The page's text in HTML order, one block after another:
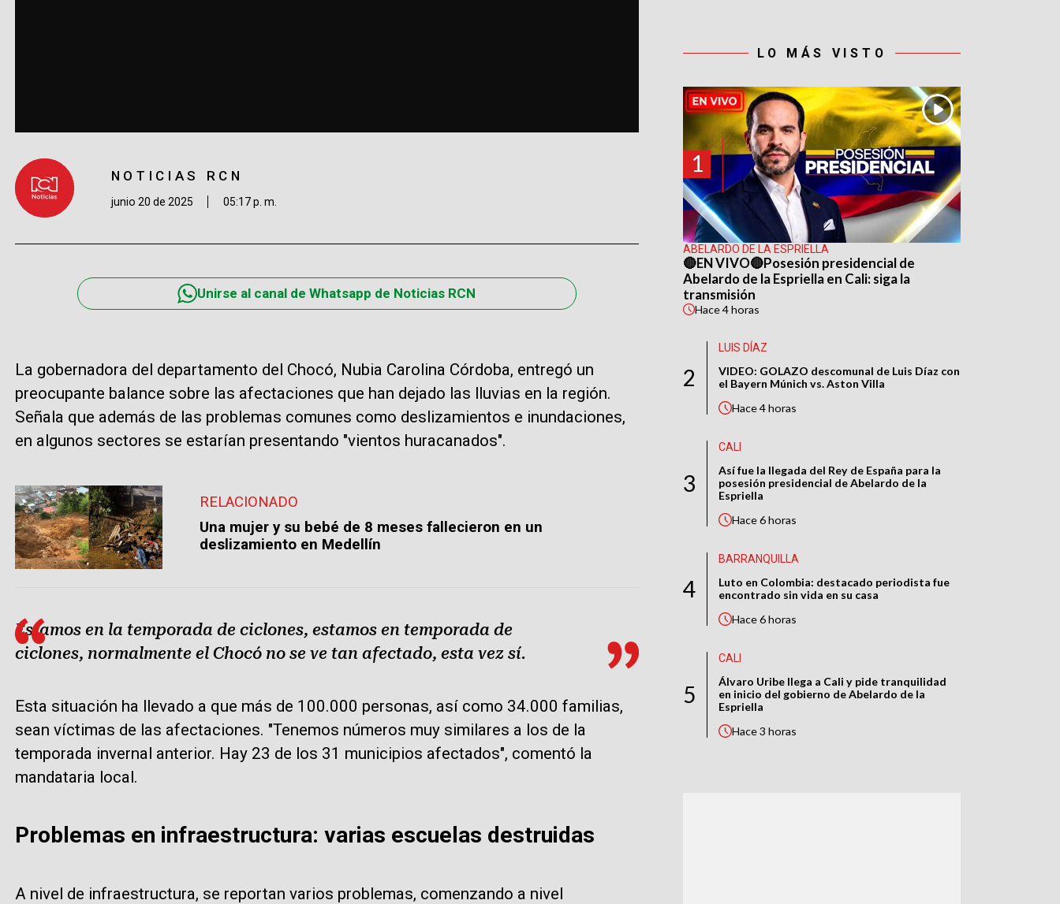
NOTICIAS RCN
junio 20 de 2025 05:17 p. m.
Unirse al canal de Whatsapp de Noticias RCN
La gobernadora del departamento del Chocó, Nubia Carolina Córdoba, entregó un
preocupante balance sobre las afectaciones que han dejado las lluvias en la región.
Señala que además de las problemas comunes como deslizamientos e inundaciones,
en algunos sectores se estarían presentando "vientos huracanados".
RELACIONADO
Una mujer y su bebé de 8 meses fallecieron en un
deslizamiento en Medellín
Estamos en la temporada de ciclones, estamos en temporada de
ciclones, normalmente el Chocó no se ve tan afectado, esta vez sí.
Esta situación ha llevado a que más de 100.000 personas, así como 34.000 familias,
sean víctimas de las afectaciones. "Tenemos números muy similares a los de la
temporada invernal anterior. Hay 23 de los 31 municipios afectados", comentó la
mandataria local.
Problemas en infraestructura: varias escuelas destruidas
A nivel de infraestructura, se reportan varios problemas, comenzando a nivel
LO MÁS VISTO
1
ABELARDO DE LA ESPRIELLA
🔴EN VIVO🔴Posesión presidencial de
Abelardo de la Espriella en Cali: siga la
transmisión
Hace4 horas
2
LUIS DÍAZ
VIDEO: GOLAZO descomunal de Luis Díaz con
el Bayern Múnich vs. Aston Villa
Hace4 horas
3
CALI
Así fue la llegada del Rey de España para la
posesión presidencial de Abelardo de la
Espriella
Hace6 horas
4
BARRANQUILLA
Luto en Colombia: destacado periodista fue
encontrado sin vida en su casa
Hace6 horas
5
CALI
Álvaro Uribe llega a Cali y pide tranquilidad
en inicio del gobierno de Abelardo de la
Espriella
Hace3 horas